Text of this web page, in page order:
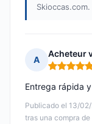
A
Acheteur
Nota: 5 de
Publicado el 13/
tras una compra
Entrega rápida